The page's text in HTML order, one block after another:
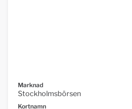
Marknad
Stockholmsbörsen
Kortnamn